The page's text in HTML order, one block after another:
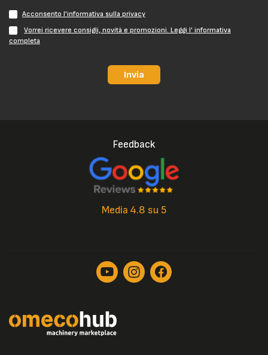
Acconsento l'informativa sulla privacy
Vorrei ricevere consigli, novità e promozioni. Leggi l' informativa
completa
Invia
Feedback
Media 4.8 su 5